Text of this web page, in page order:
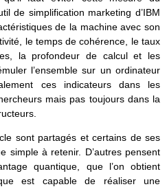
de simplification marketing d’IBM
de la machine avec son
le temps de cohérence, le taux
la profondeur de calcul et les
l’ensemble sur un ordinateur
ces indicateurs dans les
mais pas toujours dans la
sont partagés et certains de ses
simple à retenir. D’autres pensent
quantique, que l’on obtient
est capable de réaliser une